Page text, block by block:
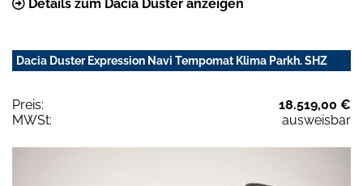
Details zum Dacia Duster anzeigen
Dacia Duster Expression Navi Tempomat Klima Parkh. SHZ
Preis:
18.519,00 €
MWSt:
ausweisbar